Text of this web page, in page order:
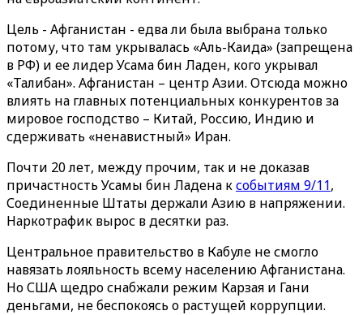
Цель - Афганистан - едва ли была выбрана только
потому, что там укрывалась «Аль-Каида» (запрещена
в РФ) и ее лидер Усама бин Ладен, кого укрывал
«Талибан». Афганистан – центр Азии. Отсюда можно
влиять на главных потенциальных конкурентов за
мировое господство – Китай, Россию, Индию и
сдерживать «ненавистный» Иран.
Почти 20 лет, между прочим, так и не доказав
причастность Усамы бин Ладена ксобытиям 9/11,
Соединенные Штаты держали Азию в напряжении.
Наркотрафик вырос в десятки раз.
Центральное правительство в Кабуле не смогло
навязать лояльность всему населению Афганистана.
Но США щедро снабжали режим Карзая и Гани
деньгами, не беспокоясь о растущей коррупции.